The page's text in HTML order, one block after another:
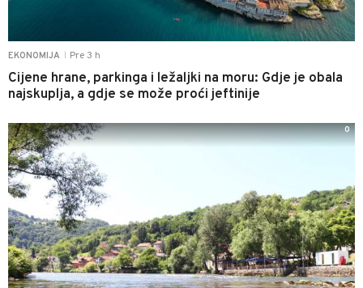
EKONOMIJA Pre 3 h
Cijene hrane, parkinga i ležaljki na moru: Gdje je obala
najskuplja, a gdje se može proći jeftinije
0